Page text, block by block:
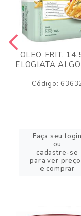
OLEO FRIT.
ELOGIATA
Código:
Faça seu login
ou
cadastre-se
para ver
e comprar